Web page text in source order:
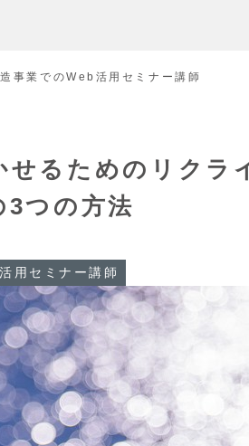
事業でのWeb活用セミナー講師
せるためのリクラ
3つの方法
用セミナー講師